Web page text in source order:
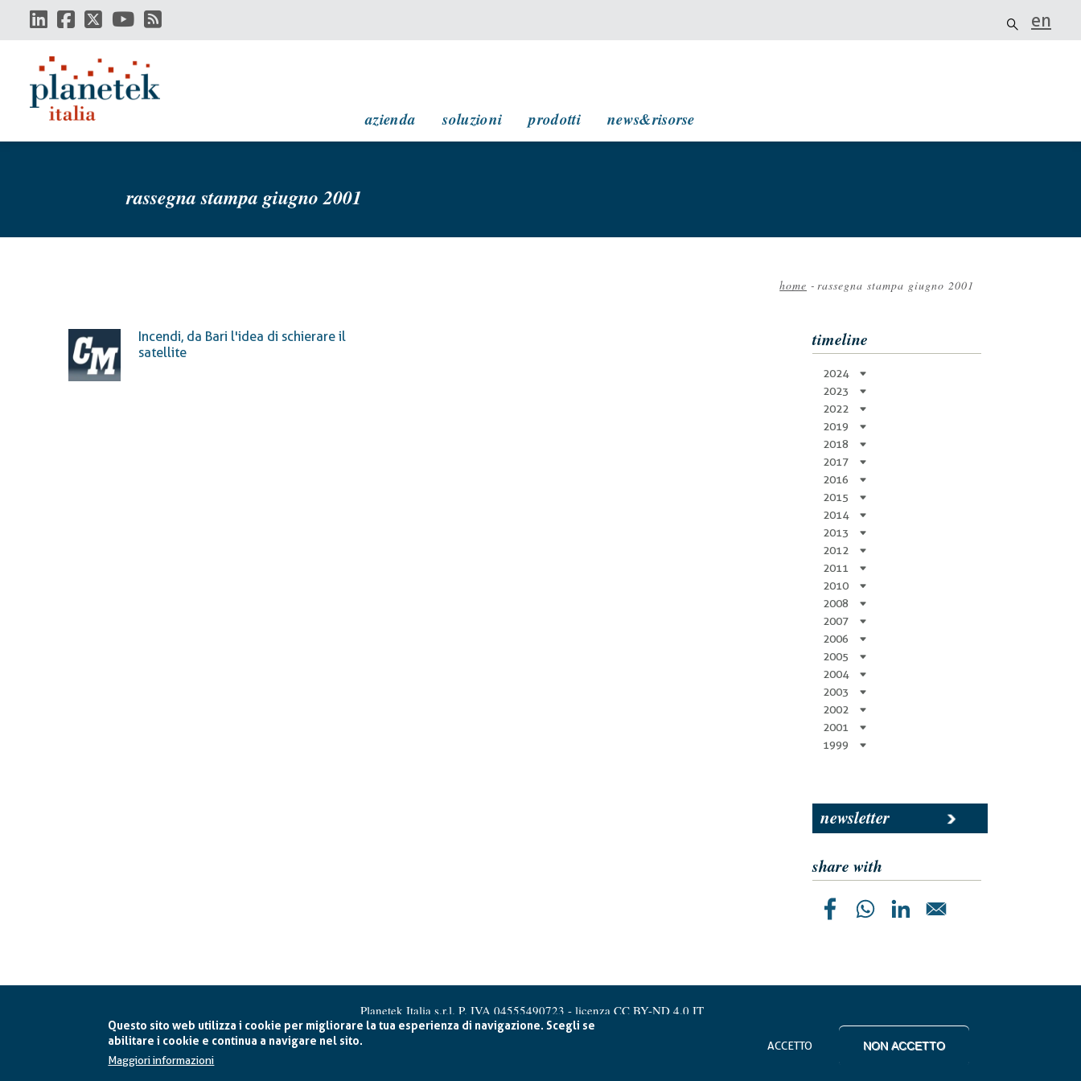
Questo sito web utilizza i cookie per migliorare la tua esperienza di navigazione. Scegli se
abilitare i cookie e continua a navigare nel sito.
Maggiori informazioni
ACCETTO NON ACCETTO
contenuto
en
azienda soluzioni prodotti news&risorse
rassegna stampa giugno 2001
pane
home - rassegna stampa giugno 2001
Incendi, da Bari l'idea di schierare il
satellite
timeline
2024
2023
2022
2019
2018
2017
2016
2015
2014
2013
2012
2011
2010
2008
2007
2006
2005
2004
2003
2002
2001
1999
newsletter
share with
Planetek Italia s.r.l. P. IVA 04555490723 - licenza CC BY-ND 4.0 IT